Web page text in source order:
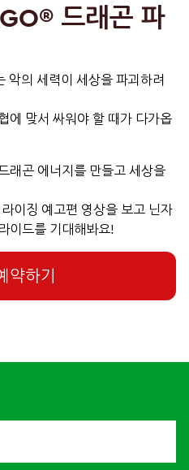
드래곤 파
의 세력이 세상을 파괴하려
에 맞서 싸워야 할 때가 다가옵
래곤 에너지를 만들고 세상을
이징 예고편 영상을 보고 닌자
이드를 기대해봐요!
약하기